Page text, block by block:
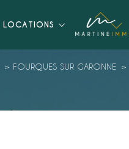
LOCATIONS
FOURQUES SUR GARONNE